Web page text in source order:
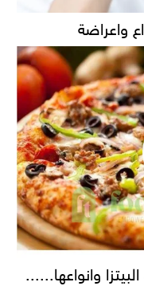
واعراضة
وانواعها......